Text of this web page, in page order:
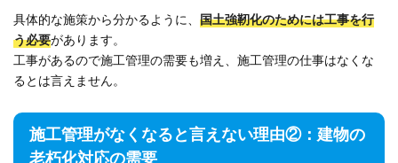
具体的な施策から分かるように、 国土強靭化のためには工事を行
う必要があります。
工事があるので施工管理の需要も増え、施工管理の仕事はなくな
るとは言えません。
施工管理がなくなると言えない理由②：建物の
老朽化対応の需要